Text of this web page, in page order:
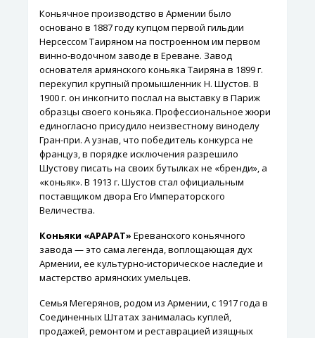
Коньячное производство в Армении было
основано в 1887 году купцом первой гильдии
Нерсессом Таиряном на построенном им первом
винно-водочном заводе в Ереване. Завод
основателя армянского коньяка Таиряна в 1899 г.
перекупил крупный промышленник Н. Шустов. В
1900 г. он инкогнито послал на выставку в Париж
образцы своего коньяка. Профессиональное жюри
единогласно присудило неизвестному виноделу
Гран-при. А узнав, что победитель конкурса не
француз, в порядке исключения разрешило
Шустову писать на своих бутылках не «бренди», а
«коньяк». В 1913 г. Шустов стал официальным
поставщиком двора Его Императорского
Величества.
Коньяки «АРАРАТ» Ереванского коньячного
завода — это сама легенда, воплощающая дух
Армении, ее культурно-историческое наследие и
мастерство армянских умельцев.
Семья Мегерянов, родом из Армении, с 1917 года в
Соединенных Штатах занималась куплей,
продажей, ремонтом и реставрацией изящных